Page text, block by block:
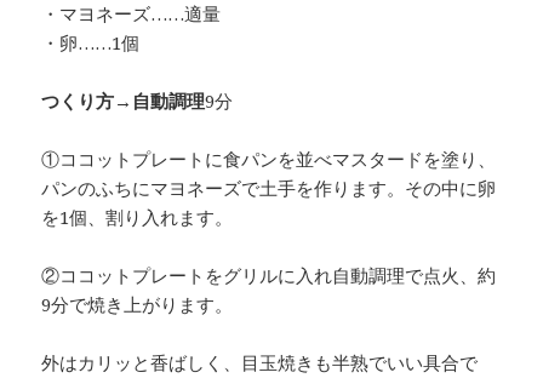
・マヨネーズ……適量
・卵……1個
つくり方→自動調理9分
①ココットプレートに食パンを並べマスタードを塗り、
パンのふちにマヨネーズで土手を作ります。その中に卵
を1個、割り入れます。
②ココットプレートをグリルに入れ自動調理で点火、約
9分で焼き上がります。
外はカリッと香ばしく、目玉焼きも半熟でいい具合で